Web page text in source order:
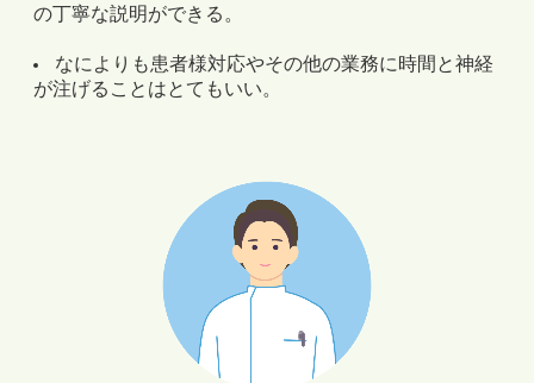
の丁寧な説明ができる。
なによりも患者様対応やその他の業務に時間と神経
が注げることはとてもいい。